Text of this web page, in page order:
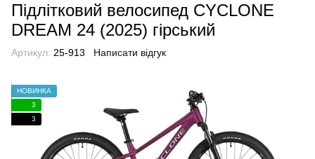
Підлітковий велосипед CYCLONE
DREAM 24 (2025) гірський
Артикул: 25-913 Написати відгук
НОВИНКА
3
3